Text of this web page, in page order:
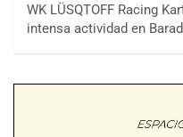
WK LÜSQTOFF Racing
intensa actividad en
COBERTURA ESPECIAL DE
08/09-AGO